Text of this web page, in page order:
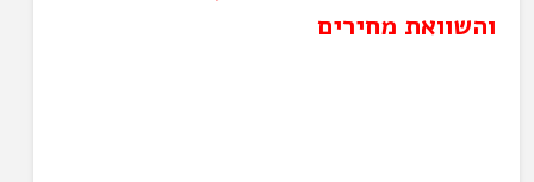
והשוואת מחירים